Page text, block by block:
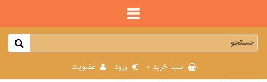
سبد خرید 0 ورود عضویت